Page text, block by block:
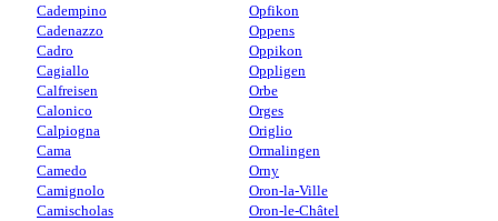
Cadempino
Cadenazzo
Cadro
Cagiallo
Calfreisen
Calonico
Calpiogna
Cama
Camedo
Camignolo
Camischolas
Opfikon
Oppens
Oppikon
Oppligen
Orbe
Orges
Origlio
Ormalingen
Orny
Oron-la-Ville
Oron-le-Châtel